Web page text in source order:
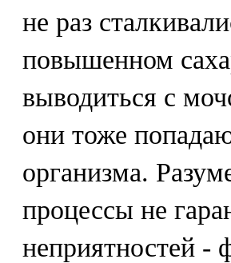
не раз
повышенном
выводиться с
они тоже
организма.
процессы не
неприятностей -